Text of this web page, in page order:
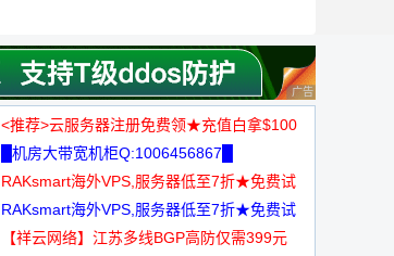
广告 商业广告，理
<推荐>云服务器注册免费领★充值白拿$100
█机房大带宽机柜Q:1006456867█
RAKsmart海外VPS,服务器低至7折★免费试
用★
RAKsmart海外VPS,服务器低至7折★免费试
用★
【祥云网络】江苏多线BGP高防仅需399元